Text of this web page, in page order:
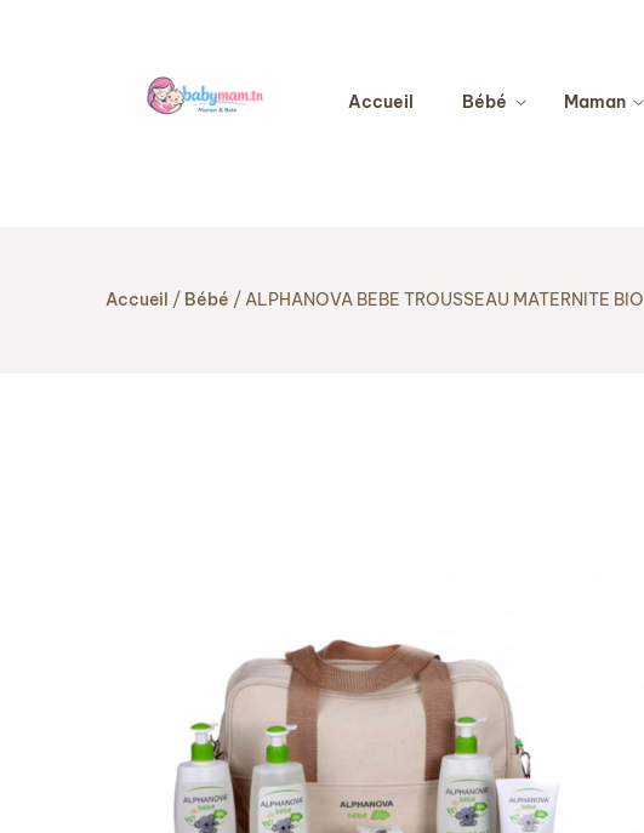
Accueil Bébé Maman
Accueil Bébé ALPHANOVA BEBE TROUSSEAU MATERNITE BIO